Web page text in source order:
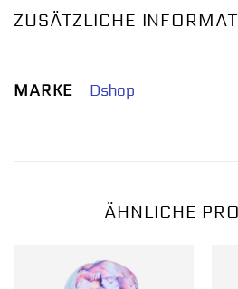
ZUSÄTZLICHE
MARKE Dshop
ÄHNLICHE